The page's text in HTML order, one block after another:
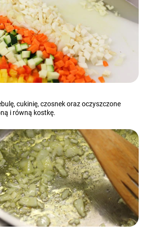
cukinię, czosnek oraz oczyszczone
i równą kostkę.